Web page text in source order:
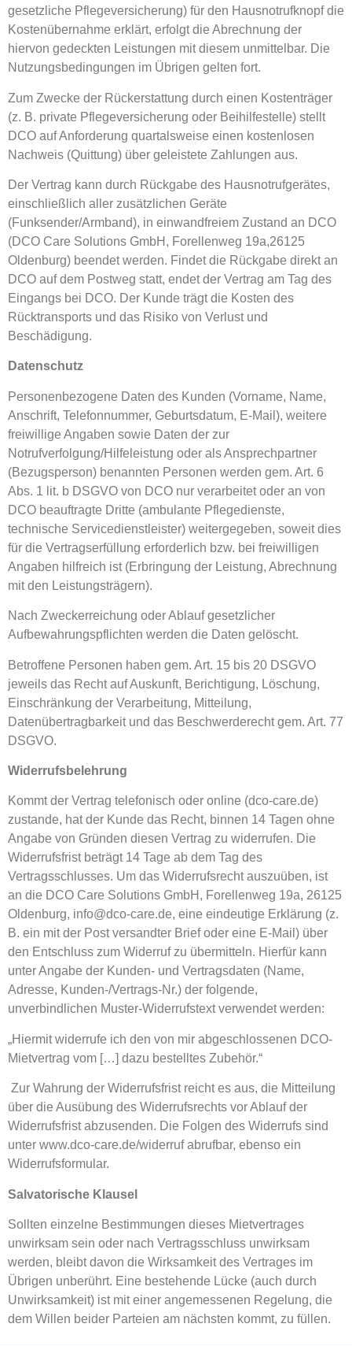
gesetzliche Pflegeversicherung) für den Hausnotrufknopf die
Kostenübernahme erklärt, erfolgt die Abrechnung der
hiervon gedeckten Leistungen mit diesem unmittelbar. Die
Nutzungsbedingungen im Übrigen gelten fort.
Zum Zwecke der Rückerstattung durch einen Kostenträger
(z. B. private Pflegeversicherung oder Beihilfestelle) stellt
DCO auf Anforderung quartalsweise einen kostenlosen
Nachweis (Quittung) über geleistete Zahlungen aus.
Der Vertrag kann durch Rückgabe des Hausnotrufgerätes,
einschließlich aller zusätzlichen Geräte
(Funksender/Armband), in einwandfreiem Zustand an DCO
(DCO Care Solutions GmbH, Forellenweg 19a,26125
Oldenburg) beendet werden. Findet die Rückgabe direkt an
DCO auf dem Postweg statt, endet der Vertrag am Tag des
Eingangs bei DCO. Der Kunde trägt die Kosten des
Rücktransports und das Risiko von Verlust und
Beschädigung.
Datenschutz
Personenbezogene Daten des Kunden (Vorname, Name,
Anschrift, Telefonnummer, Geburtsdatum, E-Mail), weitere
freiwillige Angaben sowie Daten der zur
Notrufverfolgung/Hilfeleistung oder als Ansprechpartner
(Bezugsperson) benannten Personen werden gem. Art. 6
Abs. 1 lit. b DSGVO von DCO nur verarbeitet oder an von
DCO beauftragte Dritte (ambulante Pflegedienste,
technische Servicedienstleister) weitergegeben, soweit dies
für die Vertragserfüllung erforderlich bzw. bei freiwilligen
Angaben hilfreich ist (Erbringung der Leistung, Abrechnung
mit den Leistungsträgern).
Nach Zweckerreichung oder Ablauf gesetzlicher
Aufbewahrungspflichten werden die Daten gelöscht.
Betroffene Personen haben gem. Art. 15 bis 20 DSGVO
jeweils das Recht auf Auskunft, Berichtigung, Löschung,
Einschränkung der Verarbeitung, Mitteilung,
Datenübertragbarkeit und das Beschwerderecht gem. Art. 77
DSGVO.
Widerrufsbelehrung
Kommt der Vertrag telefonisch oder online (dco-care.de)
zustande, hat der Kunde das Recht, binnen 14 Tagen ohne
Angabe von Gründen diesen Vertrag zu widerrufen. Die
Widerrufsfrist beträgt 14 Tage ab dem Tag des
Vertragsschlusses. Um das Widerrufsrecht auszuüben, ist
an die DCO Care Solutions GmbH, Forellenweg 19a, 26125
Oldenburg, info@dco-care.de, eine eindeutige Erklärung (z.
B. ein mit der Post versandter Brief oder eine E-Mail) über
den Entschluss zum Widerruf zu übermitteln. Hierfür kann
unter Angabe der Kunden- und Vertragsdaten (Name,
Adresse, Kunden-/Vertrags-Nr.) der folgende,
unverbindlichen Muster-Widerrufstext verwendet werden:
„Hiermit widerrufe ich den von mir abgeschlossenen DCO-
Mietvertrag vom […] dazu bestelltes Zubehör.“
Zur Wahrung der Widerrufsfrist reicht es aus, die Mitteilung
über die Ausübung des Widerrufsrechts vor Ablauf der
Widerrufsfrist abzusenden. Die Folgen des Widerrufs sind
unter www.dco-care.de/widerruf abrufbar, ebenso ein
Widerrufsformular.
Salvatorische Klausel
Sollten einzelne Bestimmungen dieses Mietvertrages
unwirksam sein oder nach Vertragsschluss unwirksam
werden, bleibt davon die Wirksamkeit des Vertrages im
Übrigen unberührt. Eine bestehende Lücke (auch durch
Unwirksamkeit) ist mit einer angemessenen Regelung, die
dem Willen beider Parteien am nächsten kommt, zu füllen.